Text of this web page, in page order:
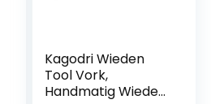
Kagodri Wieden
Tool Vork,
Handmatig Wieden